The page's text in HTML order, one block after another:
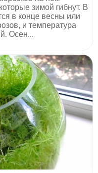
зимой гибнут. В
в конце весны или
и температура
Осен...